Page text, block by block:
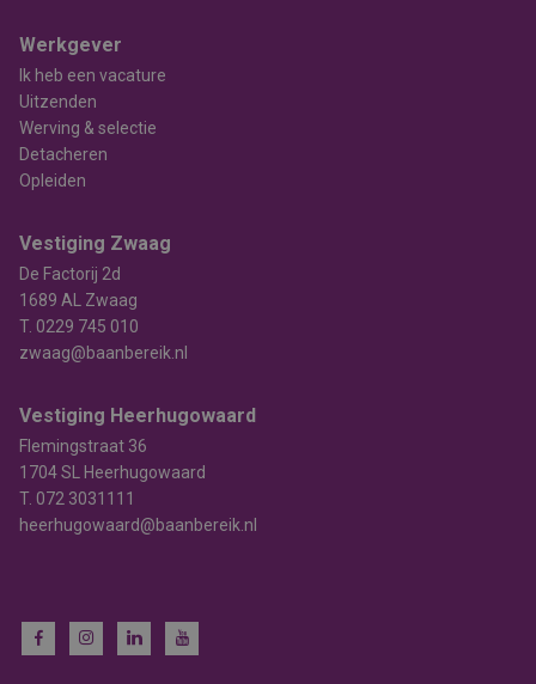
Werkgever
Ik heb een vacature
Uitzenden
Werving & selectie
Detacheren
Opleiden
Vestiging Zwaag
De Factorij 2d
1689 AL Zwaag
T. 0229 745 010
zwaag@baanbereik.nl
Vestiging Heerhugowaard
Flemingstraat 36
1704 SL Heerhugowaard
T. 072 3031111
heerhugowaard@baanbereik.nl